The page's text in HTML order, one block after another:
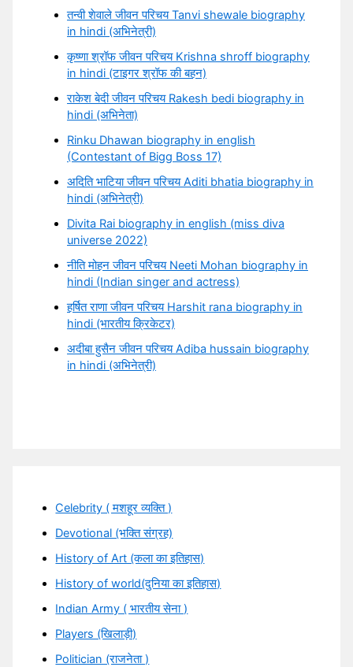
तन्वी शेवाले जीवन परिचय Tanvi shewale biography
in hindi (अभिनेत्री)
कृष्णा श्रॉफ जीवन परिचय Krishna shroff biography
in hindi (टाइगर श्रॉफ की बहन)
राकेश बेदी जीवन परिचय Rakesh bedi biography in
hindi (अभिनेता)
Rinku Dhawan biography in english
(Contestant of Bigg Boss 17)
अदिति भाटिया जीवन परिचय Aditi bhatia biography in
hindi (अभिनेत्री)
Divita Rai biography in english (miss diva
universe 2022)
नीति मोहन जीवन परिचय Neeti Mohan biography in
hindi (Indian singer and actress)
हर्षित राणा जीवन परिचय Harshit rana biography in
hindi (भारतीय क्रिकेटर)
अदीबा हुसैन जीवन परिचय Adiba hussain biography
in hindi (अभिनेत्री)
Celebrity ( मशहूर व्यक्ति )
Devotional (भक्ति संग्रह)
History of Art (कला का इतिहास)
History of world(दुनिया का इतिहास)
Indian Army ( भारतीय सेना )
Players (खिलाड़ी)
Politician (राजनेता )